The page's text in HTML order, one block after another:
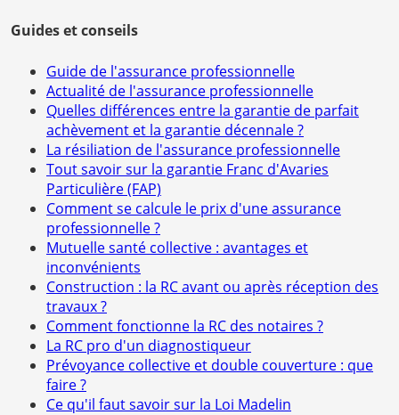
Guides et conseils
Guide de l'assurance professionnelle
Actualité de l'assurance professionnelle
Quelles différences entre la garantie de parfait
achèvement et la garantie décennale ?
La résiliation de l'assurance professionnelle
Tout savoir sur la garantie Franc d'Avaries
Particulière (FAP)
Comment se calcule le prix d'une assurance
professionnelle ?
Mutuelle santé collective : avantages et
inconvénients
Construction : la RC avant ou après réception des
travaux ?
Comment fonctionne la RC des notaires ?
La RC pro d'un diagnostiqueur
Prévoyance collective et double couverture : que
faire ?
Ce qu'il faut savoir sur la Loi Madelin